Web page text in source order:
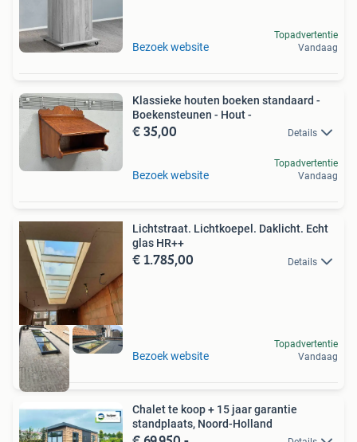
Bezoek website
Topadvertentie
Vandaag
Klassieke houten boeken standaard -
Boekensteunen - Hout -
€ 35,00 Details
Bezoek website
Topadvertentie
Vandaag
Lichtstraat. Lichtkoepel. Daklicht. Echt
glas HR++
€ 1.785,00 Details
Bezoek website
Topadvertentie
Vandaag
Chalet te koop + 15 jaar garantie
standplaats, Noord-Holland